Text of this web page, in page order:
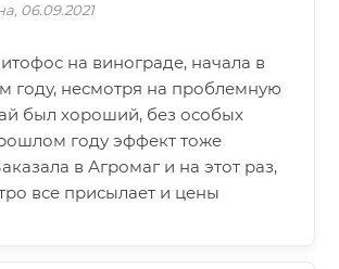
06.09.2021
на винограде, начала в
году, несмотря на проблемную
был хороший, без особых
году эффект тоже
в Агромаг и на этот раз,
все присылает и цены